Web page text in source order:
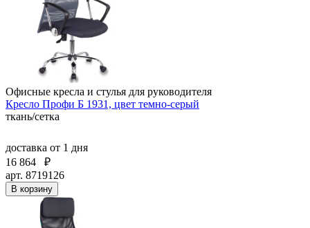
Офисные кресла и стулья для руководителя
Кресло Профи Б 1931, цвет темно-серый
ткань/сетка
доставка от 1 дня
16 864
₽
арт. 8719126
В корзину